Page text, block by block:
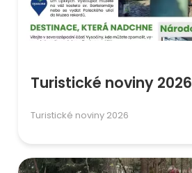
Turistické noviny 2026
Turistické noviny 2026